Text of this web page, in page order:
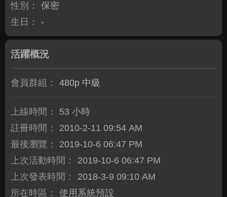
性別：
保密
生日：
-
活躍概況
會員群組： 480p 中級
上線時間：
53 小時
註冊時間：
2010-2-11 09:54 AM
最後瀏覽：
2019-10-6 06:47 PM
上次活動時間：
2019-10-6 06:47 PM
上次發表時間：
2018-3-9 09:10 AM
所在時區：
使用系統預設